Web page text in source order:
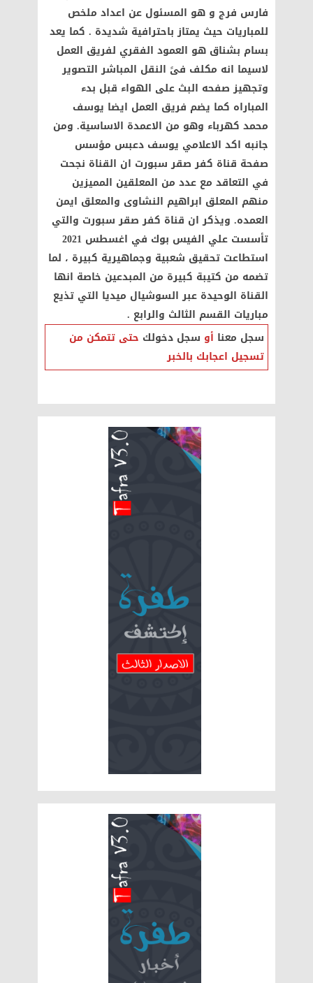
فارس فرج و هو المسئول عن اعداد ملخص
للمباريات حيث يمتاز باحترافية شديدة . كما يعد
بسام بشناق هو العمود الفقري لفريق العمل
لاسيما انه مكلف فىً النقل المباشر التصوير
وتجهيز صفحه البث على الهواء قبل بدء
المباراه كما يضم فريق العمل ايضا يوسف
محمد كهرباء وهو من الاعمدة الاساسية. ومن
جانبه اكد الاعلامي يوسف دعبس مؤسس
صفحة قناة كفر صقر سبورت ان القناة نجحت
في التعاقد مع عدد من المعلقين المميزين
منهم المعلق ابراهيم النشاوى والمعلق ايمن
العمده. ويذكر ان قناة كفر صقر سبورت والتي
تأسست علي الفيس بوك في اغسطس 2021
استطاعت تحقيق شعبية وجماهيرية كبيرة ، لما
تضمه من كتيبة كبيرة من المبدعين خاصة انها
القناة الوحيدة عبر السوشيال ميديا التي تذيع
مباريات القسم الثالث والرابع .
سجل معنا أو سجل دخولك حتى تتمكن من
تسجيل اعجابك بالخبر